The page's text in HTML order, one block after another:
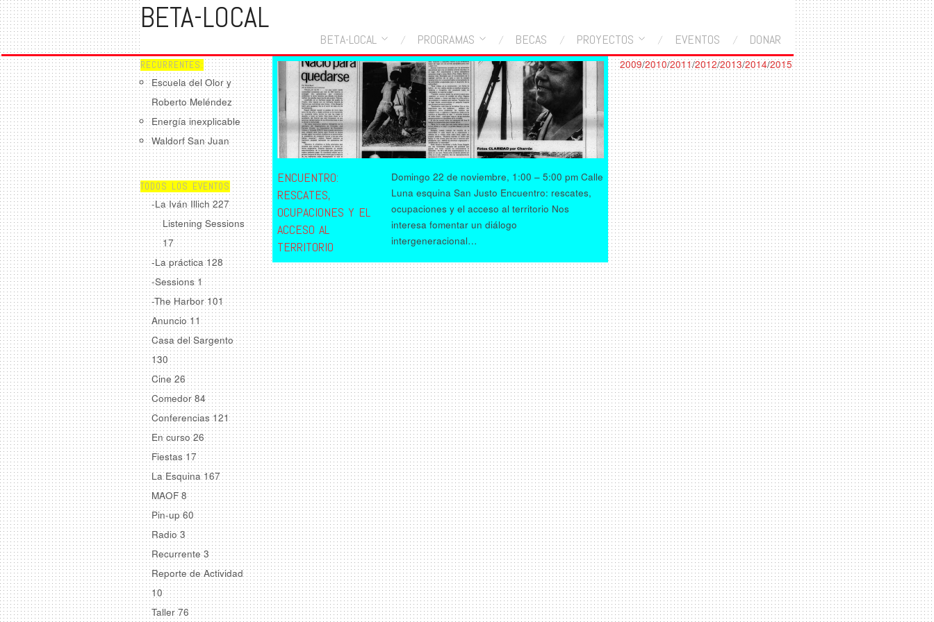
BETA-LOCAL
BETA-LOCAL PROGRAMAS BECAS PROYECTOS EVENTOS DONAR
RECURRENTES:
Escuela del Olor y
Roberto Meléndez
Energía inexplicable
Waldorf San Juan
TODOS LOS EVENTOS
-La Iván Illich227
Listening Sessions
17
-La práctica128
-Sessions 1
-The Harbor101
Anuncio11
Casa del Sargento
130
Cine26
Comedor 84
Conferencias121
En curso26
Fiestas17
La Esquina167
MAOF8
Pin-up60
Radio3
Recurrente3
Reporte de Actividad
10
Taller76
ENCUENTRO:
RESCATES,
OCUPACIONES Y EL
ACCESO AL
TERRITORIO
Domingo 22 de noviembre, 1:00 – 5:00 pm Calle
Luna esquina San Justo Encuentro: rescates,
ocupaciones y el acceso al territorio Nos
interesa fomentar un diálogo
intergeneracional…
2009/2010/2011/2012/2013/2014/2015